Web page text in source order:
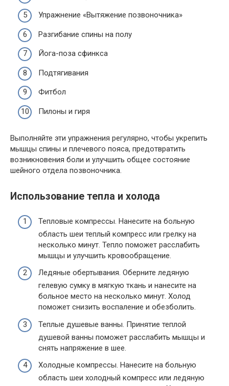
Упражнение «Вытяжение позвоночника»
Разгибание спины на полу
Йога-поза сфинкса
Подтягивания
Фитбол
Пилоны и гиря
Выполняйте эти упражнения регулярно, чтобы укрепить
мышцы спины и плечевого пояса, предотвратить
возникновения боли и улучшить общее состояние
шейного отдела позвоночника.
Использование тепла и холода
Тепловые компрессы. Нанесите на больную
область шеи теплый компресс или грелку на
несколько минут. Тепло поможет расслабить
мышцы и улучшить кровообращение.
Ледяные обертывания. Оберните ледяную
гелевую сумку в мягкую ткань и нанесите на
больное место на несколько минут. Холод
поможет снизить воспаление и обезболить.
Теплые душевые ванны. Принятие теплой
душевой ванны поможет расслабить мышцы и
снять напряжение в шее.
Холодные компрессы. Нанесите на больную
область шеи холодный компресс или ледяную